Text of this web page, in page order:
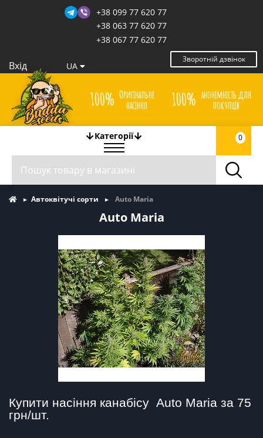
+38 099 77 620 77
+38 063 77 620 77
+38 067 77 620 77
Зворотній дзвінок
Вхід UA
100% Оригінальне
насіння
100% анонімність для
покупців
Категорії 0
Автоквітучі сорти Auto Maria
Auto Maria
Купити насіння канабісу  Auto Maria за 75
грн/шт.